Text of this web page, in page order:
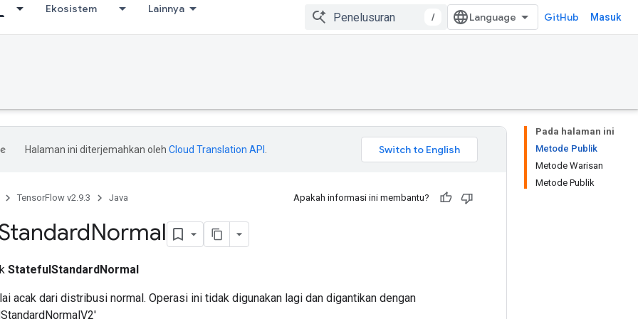
Ekosistem Lainnya
/ GitHub Masuk
Pada halaman ini
Metode Publik
Metode Warisan
Metode Publik
Halaman ini diterjemahkan oleh Cloud Translation API
TensorFlow v2.9.3 Java Apakah informasi ini membantu?
Normal
StatefulStandardNormal
acak dari distribusi normal. Operasi ini tidak digunakan lagi dan digantikan dengan